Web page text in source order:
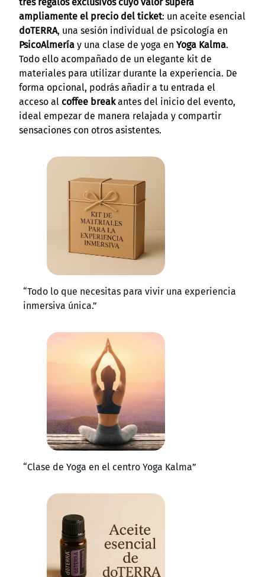
ampliamente el precio del ticket: un aceite esencial
doTERRA, una sesión individual de psicología en
PsicoAlmería y una clase de yoga en Yoga Kalma.
Todo ello acompañado de un elegante kit de
materiales para utilizar durante la experiencia. De
forma opcional, podrás añadir a tu entrada el
acceso al coffee breakantes del inicio del evento,
ideal empezar de manera relajada y compartir
sensaciones con otros asistentes.
“Todo lo que necesitas para vivir una experiencia
inmersiva única.”
“Clase de Yoga en el centro Yoga Kalma”